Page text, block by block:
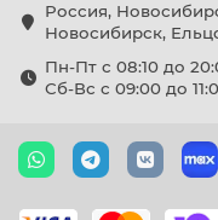
Россия,
Новосибирск,
Пн-Пт с 08:10 до
Сб-Вс с 09:00 до